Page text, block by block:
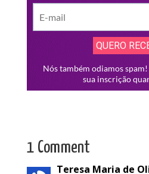
1 Comment
Teresa Maria de